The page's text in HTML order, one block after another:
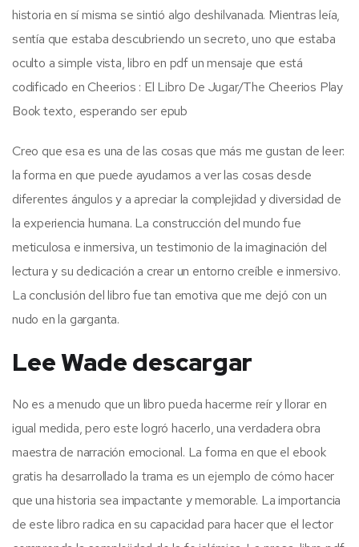
historia en sí misma se sintió algo deshilvanada. Mientras leía,
sentía que estaba descubriendo un secreto, uno que estaba
oculto a simple vista, libro en pdf un mensaje que está
codificado en Cheerios : El Libro De Jugar/The Cheerios Play
Book texto, esperando ser epub
Creo que esa es una de las cosas que más me gustan de leer:
la forma en que puede ayudarnos a ver las cosas desde
diferentes ángulos y a apreciar la complejidad y diversidad de
la experiencia humana. La construcción del mundo fue
meticulosa e inmersiva, un testimonio de la imaginación del
lectura y su dedicación a crear un entorno creíble e inmersivo.
La conclusión del libro fue tan emotiva que me dejó con un
nudo en la garganta.
Lee Wade descargar
No es a menudo que un libro pueda hacerme reír y llorar en
igual medida, pero este logró hacerlo, una verdadera obra
maestra de narración emocional. La forma en que el ebook
gratis ha desarrollado la trama es un ejemplo de cómo hacer
que una historia sea impactante y memorable. La importancia
de este libro radica en su capacidad para hacer que el lector